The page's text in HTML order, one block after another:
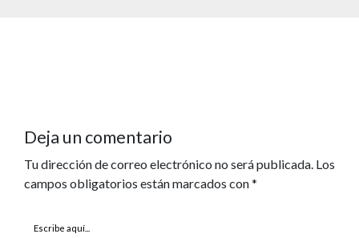
Deja un comentario
Tu dirección de correo electrónico no será publicada. Los
campos obligatorios están marcados con*
Escribe